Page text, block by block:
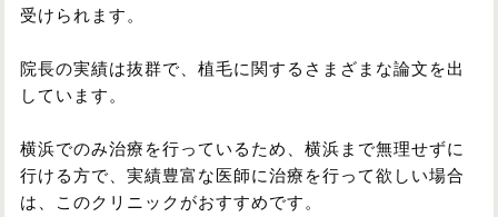
受けられます。
院長の実績は抜群で、植毛に関するさまざまな論文を出
しています。
横浜でのみ治療を行っているため、横浜まで無理せずに
行ける方で、実績豊富な医師に治療を行って欲しい場合
は、このクリニックがおすすめです。